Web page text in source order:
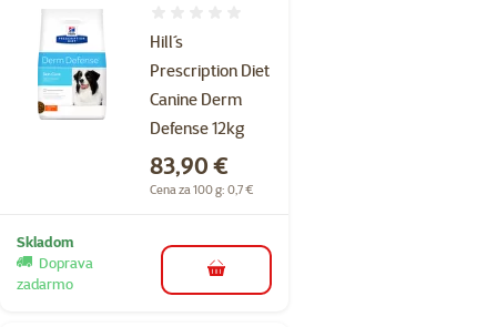
Hill´s
Prescription Diet
Canine Derm
Defense 12kg
Cena
83,90 €
Cena za 100 g: 0,7 €
Skladom
Doprava
zadarmo
do košíka